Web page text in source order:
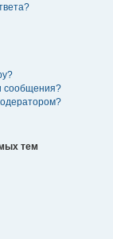
сообщения?
тем